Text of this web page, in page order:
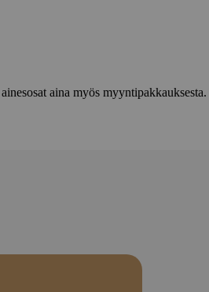
aina myös myyntipakkauksesta.